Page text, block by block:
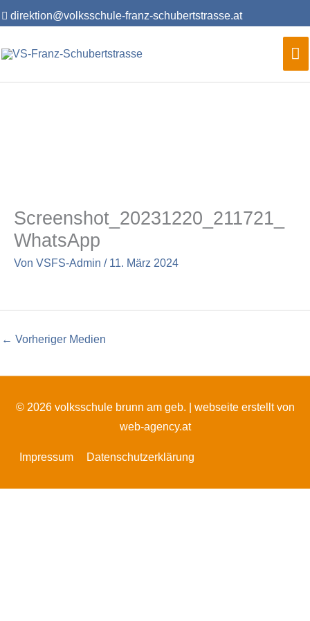
Inhalt
direktion@volksschule-franz-schubertstrasse.at
Screenshot_20231220_211721_
WhatsApp
Von VSFS-Admin / 11. März 2024
← Vorheriger Medien
© 2026 volksschule brunn am geb. | webseite erstellt von
web-agency.at
Impressum Datenschutzerklärung